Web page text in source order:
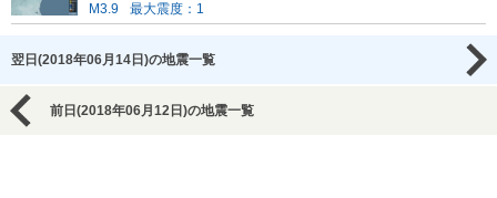
M3.9
最大震度：1
翌日(2018年06月14日)の地震一覧
前日(2018年06月12日)の地震一覧